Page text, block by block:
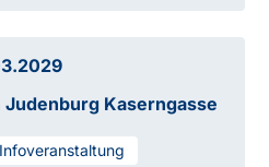
Kaserngasse